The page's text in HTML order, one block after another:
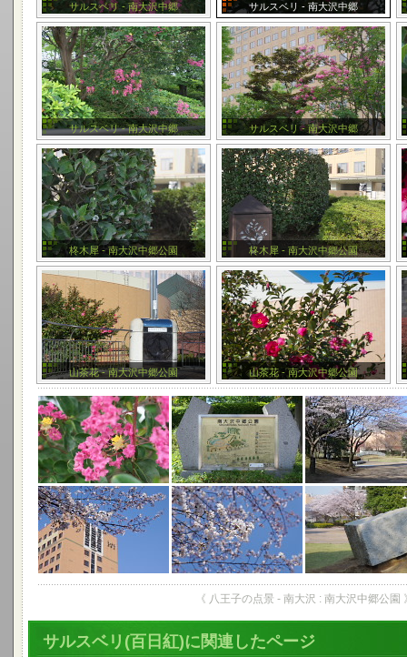
サルスベリ - 南大沢中郷 サルスベリ - 南大沢中郷
サルスベリ - 南大沢中郷 サルスベリ - 南大沢中郷
柊木犀 - 南大沢中郷公園 柊木犀 - 南大沢中郷公園
山茶花 - 南大沢中郷公園 山茶花 - 南大沢中郷公園
《 八王子の点景 - 南大沢 : 南大沢中郷公園
サルスベリ(百日紅)に関連したページ